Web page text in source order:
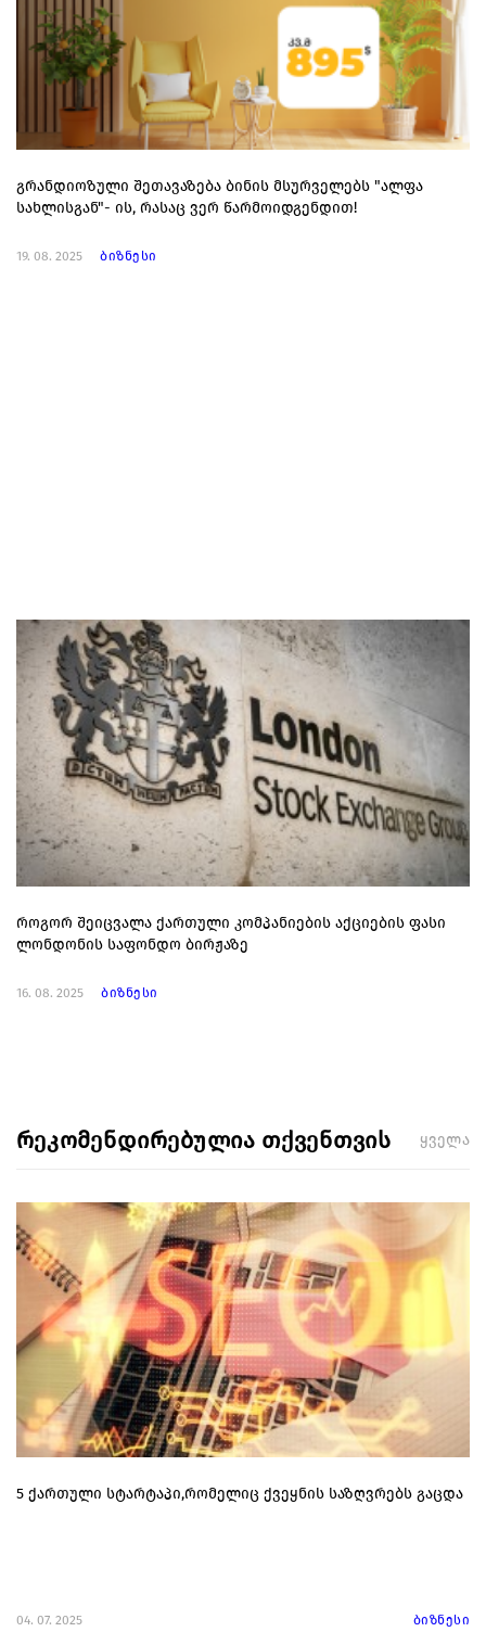
გრანდიოზული შეთავაზება ბინის მსურველებს "ალფა
სახლისგან"- ის, რასაც ვერ წარმოიდგენდით!
19. 08. 2025 ბიზნესი
როგორ შეიცვალა ქართული კომპანიების აქციების ფასი
ლონდონის საფონდო ბირჟაზე
16. 08. 2025 ბიზნესი
რეკომენდირებულია თქვენთვის ყველა
5 ქართული სტარტაპი,რომელიც ქვეყნის საზღვრებს გაცდა
04. 07. 2025 ბიზნესი